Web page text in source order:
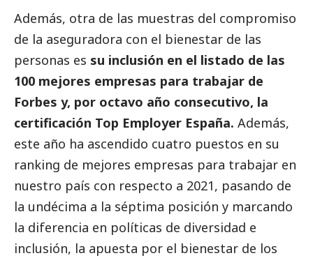
Además, otra de las muestras del compromiso
de la aseguradora con el bienestar de las
personas es su inclusión en el listado de las
100 mejores empresas para trabajar de
Forbes y, por octavo año consecutivo, la
certificación Top Employer España. Además,
este año ha ascendido cuatro puestos en su
ranking de mejores empresas para trabajar en
nuestro país con respecto a 2021, pasando de
la undécima a la séptima posición y marcando
la diferencia en políticas de diversidad e
inclusión, la apuesta por el bienestar de los